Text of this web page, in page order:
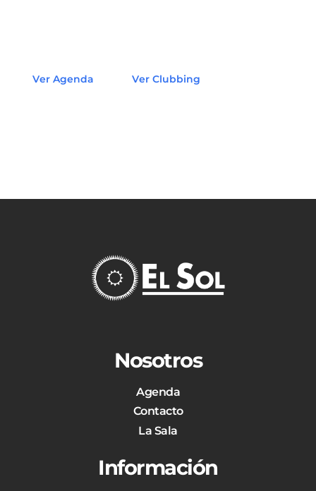
Ver Agenda Ver Clubbing
Nosotros
Agenda
Contacto
La Sala
Información